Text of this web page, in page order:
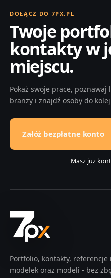
DOŁĄCZ DO 7PX.PL
Twoje
kontakty w
miejscu.
Pokaż swoje prace, poznawaj
branży i znajdź osoby do
Załóż bezpłatne konto
Masz już
Portfolio, kontakty, referencje
modelek oraz modeli - bez